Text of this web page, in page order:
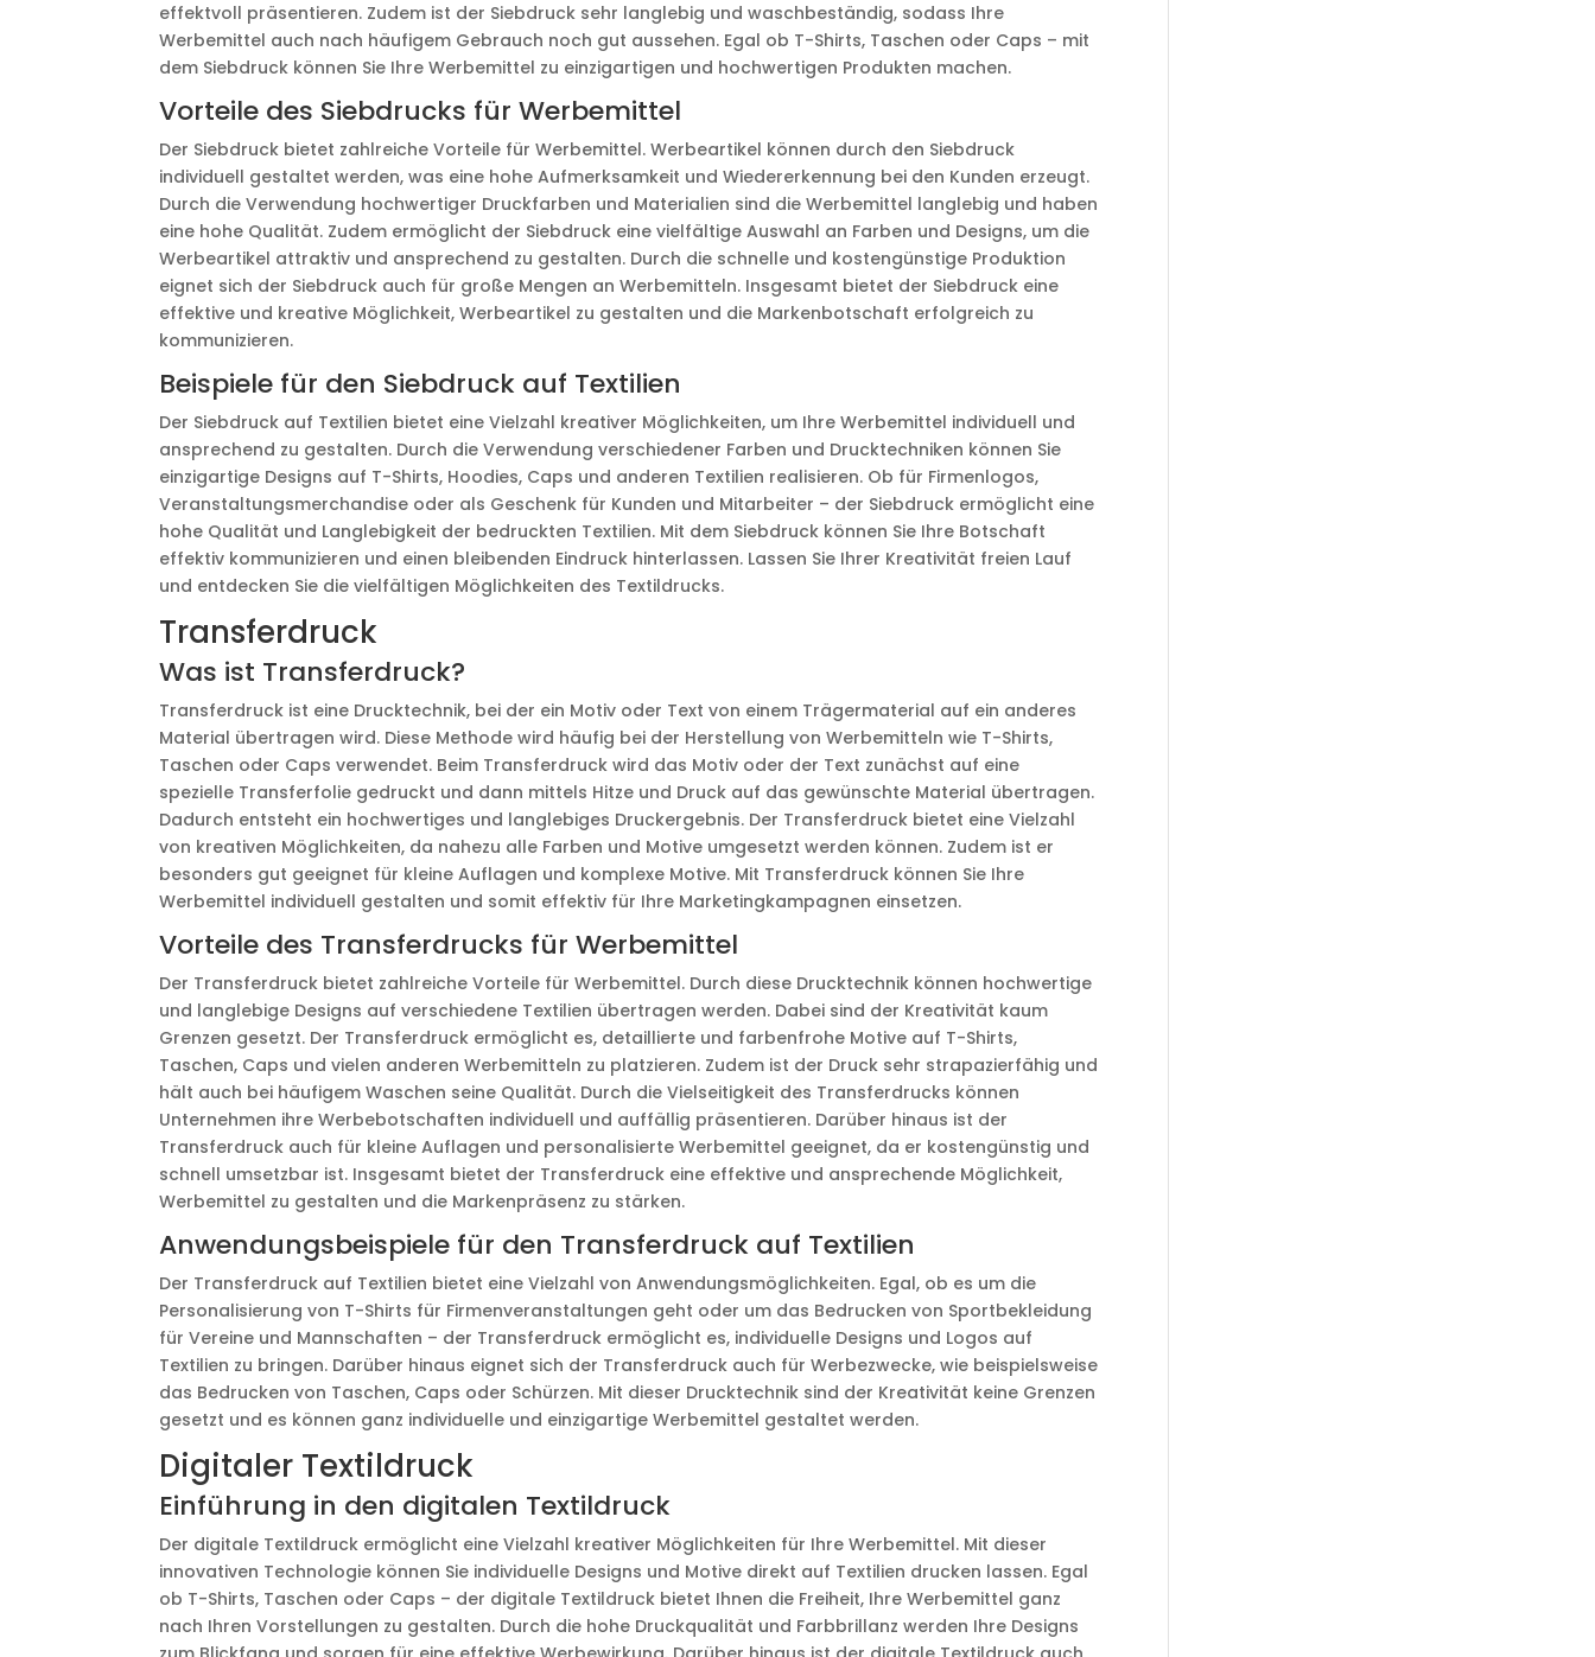
effektvoll präsentieren. Zudem ist der Siebdruck sehr langlebig und waschbeständig, sodass Ihre
Werbemittel auch nach häufigem Gebrauch noch gut aussehen. Egal ob T-Shirts, Taschen oder Caps – mit
dem Siebdruck können Sie Ihre Werbemittel zu einzigartigen und hochwertigen Produkten machen.
Vorteile des Siebdrucks für Werbemittel
Der Siebdruck bietet zahlreiche Vorteile für Werbemittel. Werbeartikel können durch den Siebdruck
individuell gestaltet werden, was eine hohe Aufmerksamkeit und Wiedererkennung bei den Kunden erzeugt.
Durch die Verwendung hochwertiger Druckfarben und Materialien sind die Werbemittel langlebig und haben
eine hohe Qualität. Zudem ermöglicht der Siebdruck eine vielfältige Auswahl an Farben und Designs, um die
Werbeartikel attraktiv und ansprechend zu gestalten. Durch die schnelle und kostengünstige Produktion
eignet sich der Siebdruck auch für große Mengen an Werbemitteln. Insgesamt bietet der Siebdruck eine
effektive und kreative Möglichkeit, Werbeartikel zu gestalten und die Markenbotschaft erfolgreich zu
kommunizieren.
Beispiele für den Siebdruck auf Textilien
Der Siebdruck auf Textilien bietet eine Vielzahl kreativer Möglichkeiten, um Ihre Werbemittel individuell und
ansprechend zu gestalten. Durch die Verwendung verschiedener Farben und Drucktechniken können Sie
einzigartige Designs auf T-Shirts, Hoodies, Caps und anderen Textilien realisieren. Ob für Firmenlogos,
Veranstaltungsmerchandise oder als Geschenk für Kunden und Mitarbeiter – der Siebdruck ermöglicht eine
hohe Qualität und Langlebigkeit der bedruckten Textilien. Mit dem Siebdruck können Sie Ihre Botschaft
effektiv kommunizieren und einen bleibenden Eindruck hinterlassen. Lassen Sie Ihrer Kreativität freien Lauf
und entdecken Sie die vielfältigen Möglichkeiten des Textildrucks.
Transferdruck
Was ist Transferdruck?
Transferdruck ist eine Drucktechnik, bei der ein Motiv oder Text von einem Trägermaterial auf ein anderes
Material übertragen wird. Diese Methode wird häufig bei der Herstellung von Werbemitteln wie T-Shirts,
Taschen oder Caps verwendet. Beim Transferdruck wird das Motiv oder der Text zunächst auf eine
spezielle Transferfolie gedruckt und dann mittels Hitze und Druck auf das gewünschte Material übertragen.
Dadurch entsteht ein hochwertiges und langlebiges Druckergebnis. Der Transferdruck bietet eine Vielzahl
von kreativen Möglichkeiten, da nahezu alle Farben und Motive umgesetzt werden können. Zudem ist er
besonders gut geeignet für kleine Auflagen und komplexe Motive. Mit Transferdruck können Sie Ihre
Werbemittel individuell gestalten und somit effektiv für Ihre Marketingkampagnen einsetzen.
Vorteile des Transferdrucks für Werbemittel
Der Transferdruck bietet zahlreiche Vorteile für Werbemittel. Durch diese Drucktechnik können hochwertige
und langlebige Designs auf verschiedene Textilien übertragen werden. Dabei sind der Kreativität kaum
Grenzen gesetzt. Der Transferdruck ermöglicht es, detaillierte und farbenfrohe Motive auf T-Shirts,
Taschen, Caps und vielen anderen Werbemitteln zu platzieren. Zudem ist der Druck sehr strapazierfähig und
hält auch bei häufigem Waschen seine Qualität. Durch die Vielseitigkeit des Transferdrucks können
Unternehmen ihre Werbebotschaften individuell und auffällig präsentieren. Darüber hinaus ist der
Transferdruck auch für kleine Auflagen und personalisierte Werbemittel geeignet, da er kostengünstig und
schnell umsetzbar ist. Insgesamt bietet der Transferdruck eine effektive und ansprechende Möglichkeit,
Werbemittel zu gestalten und die Markenpräsenz zu stärken.
Anwendungsbeispiele für den Transferdruck auf Textilien
Der Transferdruck auf Textilien bietet eine Vielzahl von Anwendungsmöglichkeiten. Egal, ob es um die
Personalisierung von T-Shirts für Firmenveranstaltungen geht oder um das Bedrucken von Sportbekleidung
für Vereine und Mannschaften – der Transferdruck ermöglicht es, individuelle Designs und Logos auf
Textilien zu bringen. Darüber hinaus eignet sich der Transferdruck auch für Werbezwecke, wie beispielsweise
das Bedrucken von Taschen, Caps oder Schürzen. Mit dieser Drucktechnik sind der Kreativität keine Grenzen
gesetzt und es können ganz individuelle und einzigartige Werbemittel gestaltet werden.
Digitaler Textildruck
Einführung in den digitalen Textildruck
Der digitale Textildruck ermöglicht eine Vielzahl kreativer Möglichkeiten für Ihre Werbemittel. Mit dieser
innovativen Technologie können Sie individuelle Designs und Motive direkt auf Textilien drucken lassen. Egal
ob T-Shirts, Taschen oder Caps – der digitale Textildruck bietet Ihnen die Freiheit, Ihre Werbemittel ganz
nach Ihren Vorstellungen zu gestalten. Durch die hohe Druckqualität und Farbbrillanz werden Ihre Designs